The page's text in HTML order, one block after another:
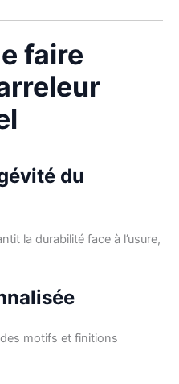
faire
du
la durabilité face à l’usure,
motifs et finitions